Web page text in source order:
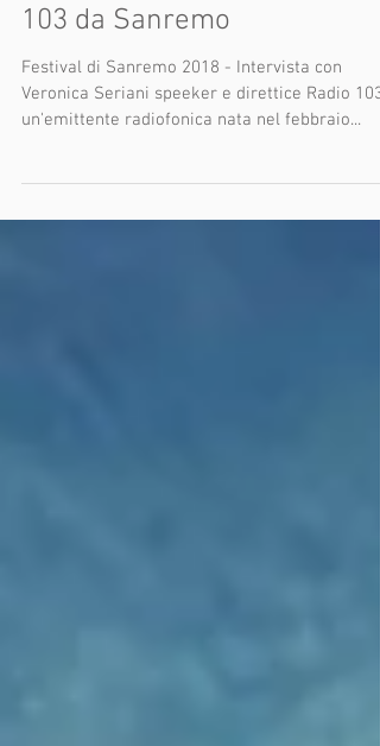
103 da Sanremo
Festival di Sanremo 2018 - Intervista con
Veronica Seriani speeker e direttice Radio 103
un'emittente radiofonica nata nel febbraio...